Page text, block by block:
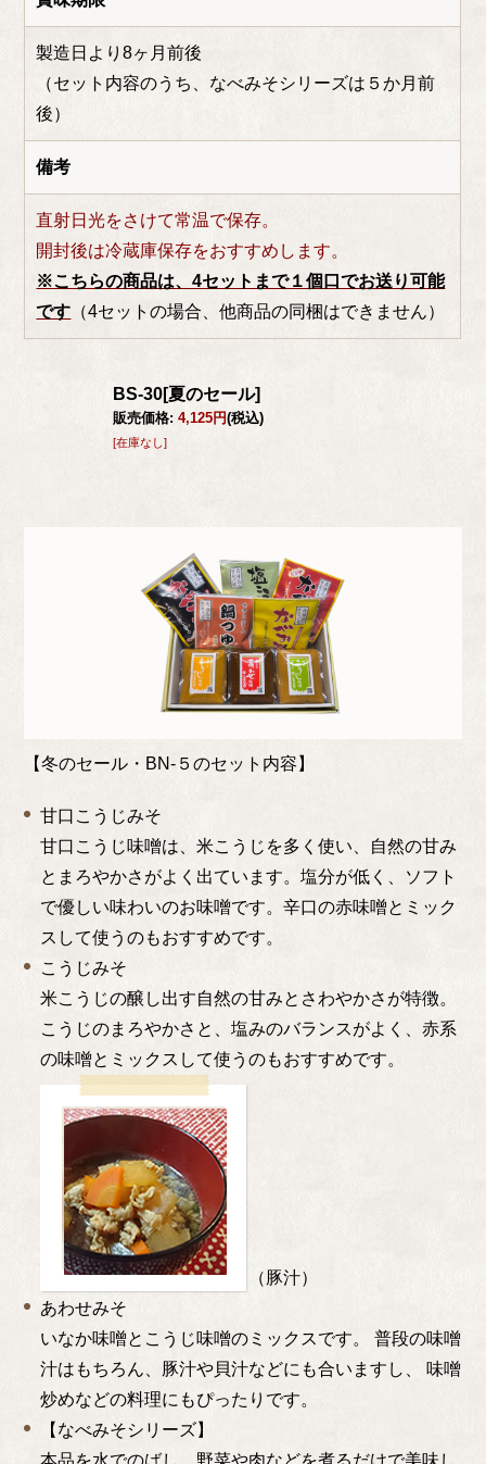
製造日より8ヶ月前後
（セット内容のうち、なべみそシリーズは５か月前
後）
備考
直射日光をさけて常温で保存。
開封後は冷蔵庫保存をおすすめします。
※こちらの商品は、4セットまで１個口でお送り可能
です （4セットの場合、他商品の同梱はできません）
【冬のセール・BN-５のセット内容】
甘口こうじみそ
甘口こうじ味噌は、米こうじを多く使い、自然の甘み
とまろやかさがよく出ています。塩分が低く、ソフト
で優しい味わいのお味噌です。辛口の赤味噌とミック
スして使うのもおすすめです。
こうじみそ
米こうじの醸し出す自然の甘みとさわやかさが特徴。
こうじのまろやかさと、塩みのバランスがよく、赤系
の味噌とミックスして使うのもおすすめです。
（豚汁）
あわせみそ
いなか味噌とこうじ味噌のミックスです。 普段の味噌
汁はもちろん、豚汁や貝汁などにも合いますし、 味噌
炒めなどの料理にもぴったりです。
【なべみそシリーズ】
本品を水でのばし、野菜や肉などを煮るだけで美味し